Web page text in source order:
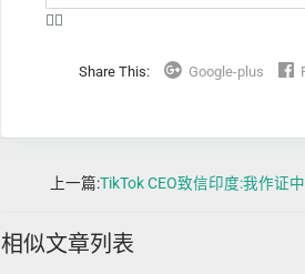
❤️‍🔥
Share This: Google-plus
上一篇:TikTok CEO致信印度:我作证
相似文章列表